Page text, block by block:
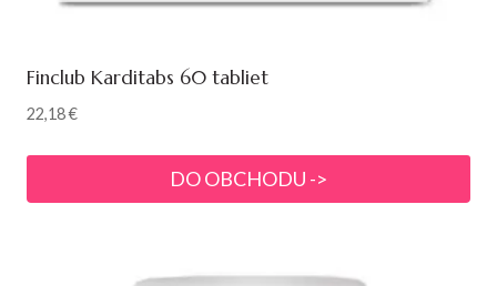
Finclub Karditabs 60 tabliet
22,18€
DO OBCHODU ->